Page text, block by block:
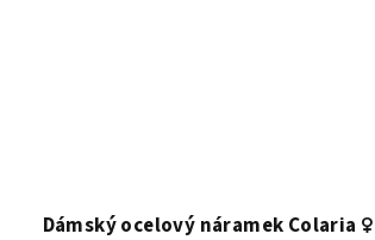
Dámský ocelový náramek Colaria ♀️